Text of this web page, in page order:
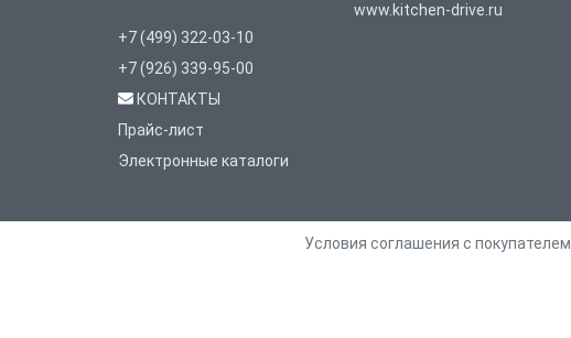
+7 (499) 322-03-10
+7 (926) 339-95-00
КОНТАКТЫ
Прайс-лист
Электронные каталоги
www.kitchen-drive.ru
Условия соглашения с покупателем